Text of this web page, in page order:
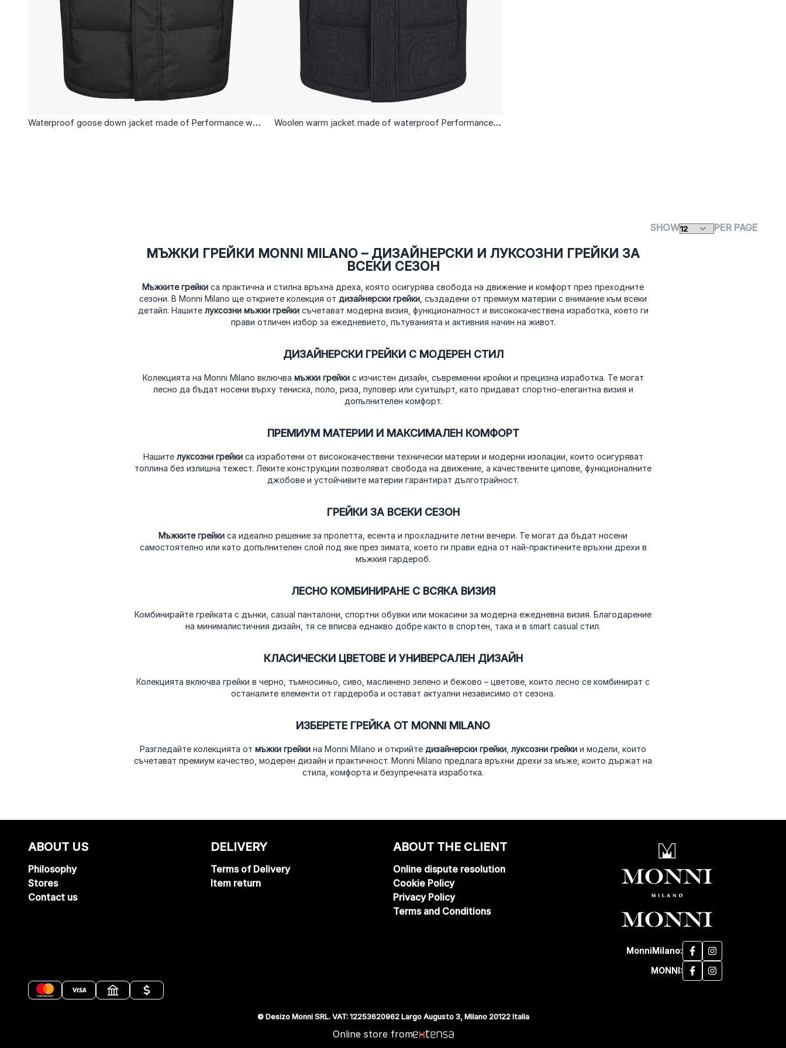
Waterproof goose down jacket made of Performance wool
Woolen warm jacket made of waterproof Performance
SHOW PER PAGE
МЪЖКИ ГРЕЙКИ MONNI MILANO – ДИЗАЙНЕРСКИ И ЛУКСОЗНИ ГРЕЙКИ ЗА
ВСЕКИ СЕЗОН
Мъжките грейки са практична и стилна връхна дреха, която осигурява свобода на движение и комфорт през преходните
сезони. В Monni Milano ще откриете колекция от дизайнерски грейки , създадени от премиум материи с внимание към всеки
детайл. Нашите луксозни мъжки грейкисъчетават модерна визия, функционалност и висококачествена изработка, което ги
прави отличен избор за ежедневието, пътуванията и активния начин на живот.
ДИЗАЙНЕРСКИ ГРЕЙКИ С МОДЕРЕН СТИЛ
Колекцията на Monni Milano включва мъжки грейкис изчистен дизайн, съвременни кройки и прецизна изработка. Те могат
лесно да бъдат носени върху тениска, поло, риза, пуловер или суитшърт, като придават спортно-елегантна визия и
допълнителен комфорт.
ПРЕМИУМ МАТЕРИИ И МАКСИМАЛЕН КОМФОРТ
Нашите луксозни грейкиса изработени от висококачествени технически материи и модерни изолации, които осигуряват
топлина без излишна тежест. Леките конструкции позволяват свобода на движение, а качествените ципове, функционалните
джобове и устойчивите материи гарантират дълготрайност.
ГРЕЙКИ ЗА ВСЕКИ СЕЗОН
Мъжките грейки са идеално решение за пролетта, есента и прохладните летни вечери. Те могат да бъдат носени
самостоятелно или като допълнителен слой под яке през зимата, което ги прави една от най-практичните връхни дрехи в
мъжкия гардероб.
ЛЕСНО КОМБИНИРАНЕ С ВСЯКА ВИЗИЯ
Комбинирайте грейката с дънки, casual панталони, спортни обувки или мокасини за модерна ежедневна визия. Благодарение
на минималистичния дизайн, тя се вписва еднакво добре както в спортен, така и в smart casual стил.
КЛАСИЧЕСКИ ЦВЕТОВЕ И УНИВЕРСАЛЕН ДИЗАЙН
Колекцията включва грейки в черно, тъмносиньо, сиво, маслинено зелено и бежово – цветове, които лесно се комбинират с
останалите елементи от гардероба и остават актуални независимо от сезона.
ИЗБЕРЕТЕ ГРЕЙКА ОТ MONNI MILANO
Разгледайте колекцията от мъжки грейки на Monni Milano и открийте дизайнерски грейки луксозни грейки и модели, които
съчетават премиум качество, модерен дизайн и практичност. Monni Milano предлага връхни дрехи за мъже, които държат на
стила, комфорта и безупречната изработка.
ABOUT US
Philosophy
Stores
Contact us
DELIVERY
Terms of Delivery
Item return
ABOUT THE CLIENT
Online dispute resolution
Cookie Policy
Privacy Policy
Terms and Conditions
MonniMilano:
MONNI:
© Desizo Monni SRL. VAT: 12253620962 Largo Augusto 3, Milano 20122 Italia
Online store from